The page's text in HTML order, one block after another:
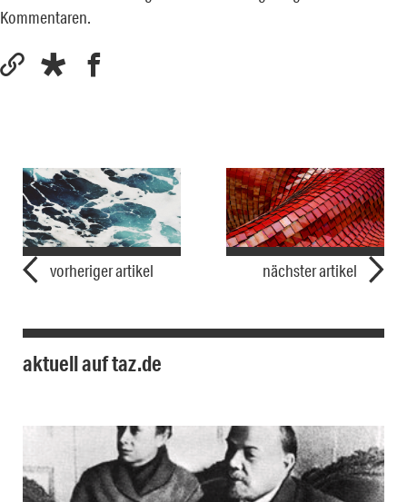
Kommentaren.
vorheriger artikel nächster artikel
aktuell auf taz.de